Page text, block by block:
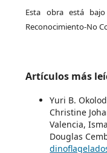
Esta obra está
Reconocimiento-No
Artículos más
Yuri B.
Christine
Valencia,
Douglas